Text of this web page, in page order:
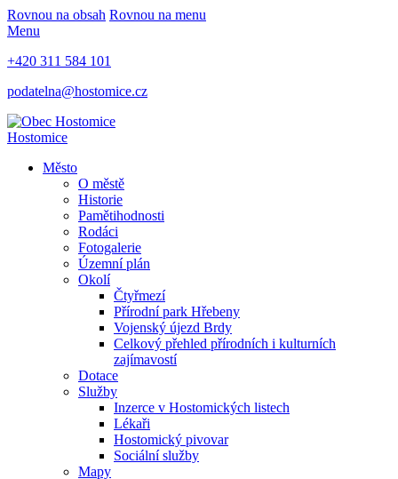
Rovnou na obsah Rovnou na menu
Menu
+420 311 584 101
podatelna@hostomice.cz
Hostomice
Město
O městě
Historie
Pamětihodnosti
Rodáci
Fotogalerie
Územní plán
Okolí
Čtyřmezí
Přírodní park Hřebeny
Vojenský újezd Brdy
Celkový přehled přírodních i kulturních
zajímavostí
Dotace
Služby
Inzerce v Hostomických listech
Lékaři
Hostomický pivovar
Sociální služby
Mapy